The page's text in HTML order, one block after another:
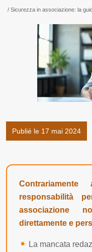
/ Sicurezza in associazione: la
Publié le 17 mai 2024
responsabilità
associazione
direttamente e
La mancata